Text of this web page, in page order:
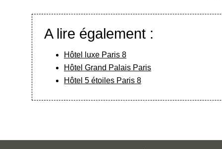
A lire également :
Hôtel luxe Paris 8
Hôtel Grand Palais Paris
Hôtel 5 étoiles Paris 8